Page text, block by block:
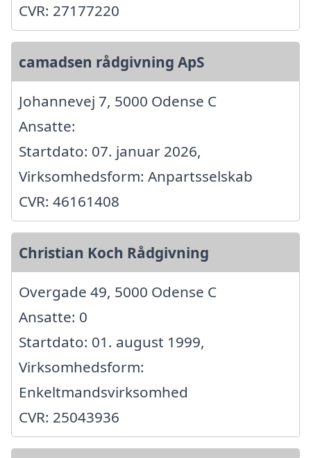
CVR: 27177220
camadsen rådgivning ApS
Johannevej 7, 5000 Odense C
Ansatte:
Startdato: 07. januar 2026,
Virksomhedsform: Anpartsselskab
CVR: 46161408
Christian Koch Rådgivning
Overgade 49, 5000 Odense C
Ansatte: 0
Startdato: 01. august 1999,
Virksomhedsform:
Enkeltmandsvirksomhed
CVR: 25043936